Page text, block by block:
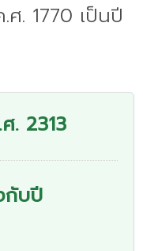
ศ. 1770 เป็นปี
. 2313
กับปี